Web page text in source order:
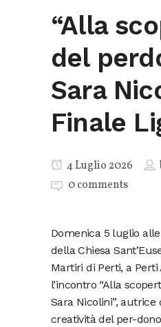
“Alla
del
Sara
Finale
4 Luglio 2026
0 comments
Domenica 5 luglio
della Chiesa
Martiri di Perti, a Perti
l’incontro “Alla
Sara Nicolini”, autrice
creatività del per-